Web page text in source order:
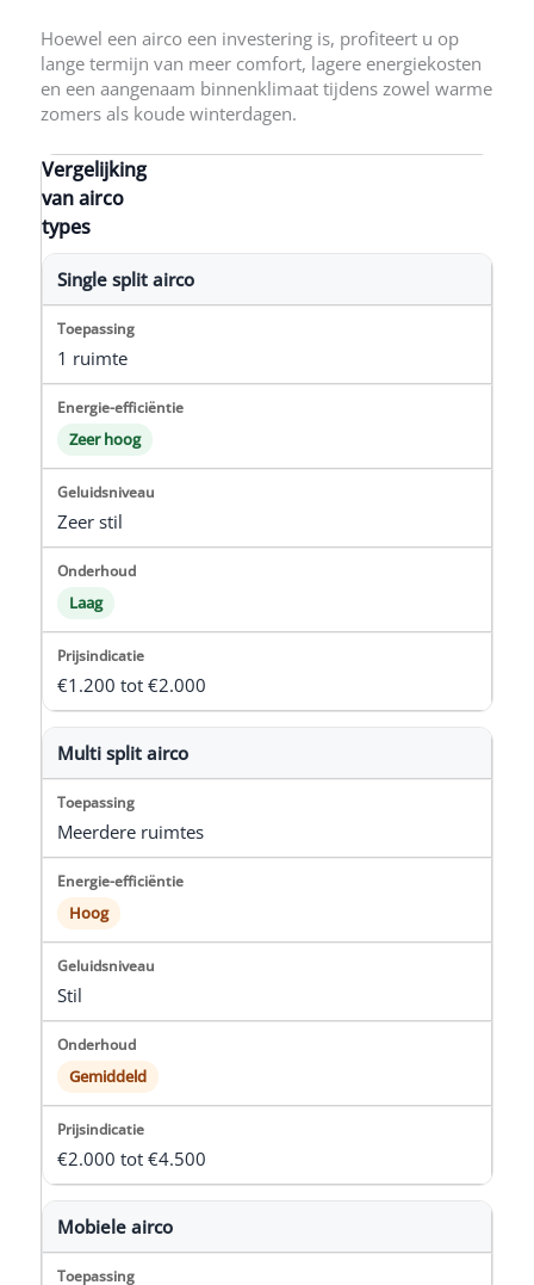
Hoewel een airco een investering is, profiteert u op
lange termijn van meer comfort, lagere energiekosten
en een aangenaam binnenklimaat tijdens zowel warme
zomers als koude winterdagen.
Vergelijking
van airco
types
Single split airco
1 ruimte
Zeer hoog
Zeer stil
Laag
€1.200 tot €2.000
Multi split airco
Meerdere ruimtes
Hoog
Stil
Gemiddeld
€2.000 tot €4.500
Mobiele airco